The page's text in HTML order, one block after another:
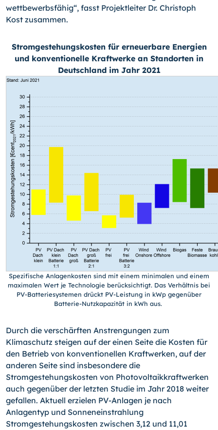
wettbewerbsfähig“, fasst Projektleiter Dr. Christoph
Kost zusammen.
Stromgestehungskosten für erneuerbare Energien
und konventionelle Kraftwerke an Standorten in
Deutschland im Jahr 2021
Spezifische Anlagenkosten sind mit einem minimalen und einem
maximalen Wert je Technologie berücksichtigt. Das Verhältnis bei
PV-Batteriesystemen drückt PV-Leistung in kWp gegenüber
Batterie-Nutzkapazität in kWh aus.
Durch die verschärften Anstrengungen zum
Klimaschutz steigen auf der einen Seite die Kosten für
den Betrieb von konventionellen Kraftwerken, auf der
anderen Seite sind insbesondere die
Stromgestehungskosten von Photovoltaikkraftwerken
auch gegenüber der letzten Studie im Jahr 2018 weiter
gefallen. Aktuell erzielen PV-Anlagen je nach
Anlagentyp und Sonneneinstrahlung
Stromgestehungskosten zwischen 3,12 und 11,01